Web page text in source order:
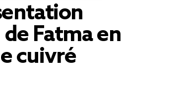
Fatma en
cuivré